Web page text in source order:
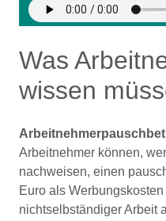
Was
wissen
Arbeitnehmer können,
nachweisen, einen
Euro als
nichtselbständiger Arbeit